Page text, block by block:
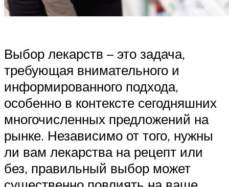
Выбор лекарств – это задача,
требующая внимательного и
информированного подхода,
особенно в контексте сегодняшних
многочисленных предложений на
рынке. Независимо от того, нужны
ли вам лекарства на рецепт или
без, правильный выбор может